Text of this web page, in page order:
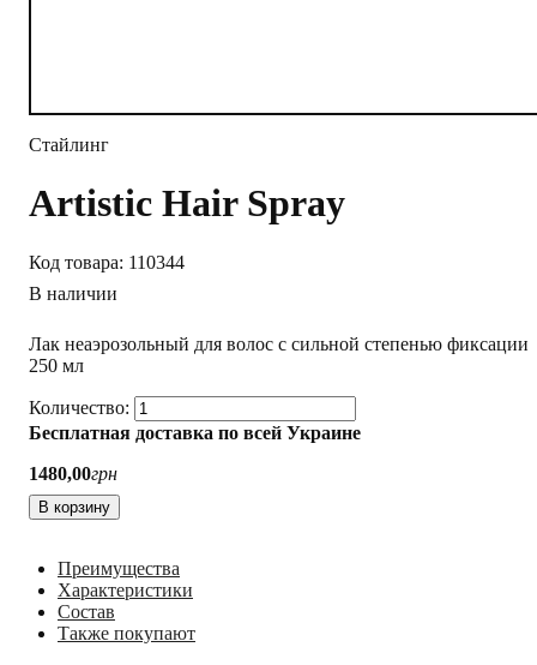
Стайлинг
Artistic Hair Spray
110344
В наличии
Лак неаэрозольный для волос с сильной степенью фиксации
250 мл
Бесплатная доставка по всей Украине
1480,00грн
В корзину
Преимущества
Характеристики
Состав
Также покупают